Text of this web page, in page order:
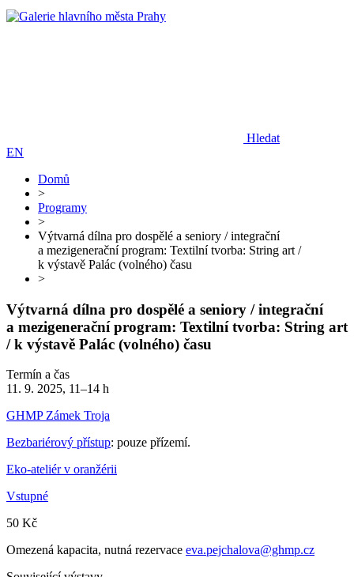
Hledat
EN
Domů
>
Programy
>
Výtvarná dílna pro dospělé a seniory / integrační
a mezigenerační program: Textilní tvorba: String art /
k výstavě Palác (volného) času
>
Výtvarná dílna pro dospělé a seniory / integrační
a mezigenerační program: Textilní tvorba: String art
/ k výstavě Palác (volného) času
Termín a čas
11. 9. 2025, 11–14 h
GHMP Zámek Troja
Bezbariérový přístup: pouze přízemí.
Eko-ateliér v oranžérii
Vstupné
50 Kč
Omezená kapacita, nutná rezervace eva.pejchalova@ghmp.cz